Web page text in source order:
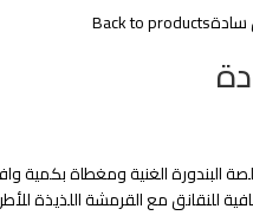
سادةBack to products
البندورة الغنية ومغطاة بكمية
للنقانق مع القرمشة اللذيذة